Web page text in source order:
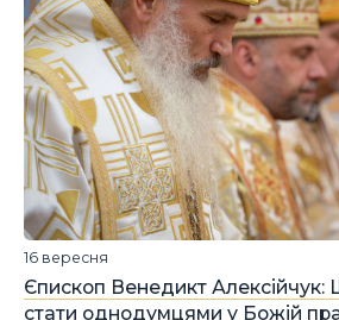
Єпископ Венедикт Алексійчук:
стати однодумцями у Божій
16 вересня